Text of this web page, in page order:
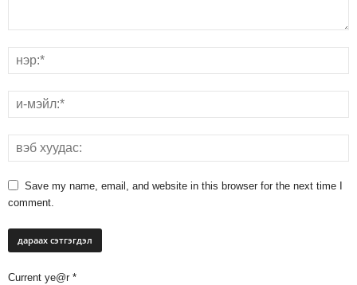
Save my name, email, and website in this browser for the next time I
comment.
Current ye@r *